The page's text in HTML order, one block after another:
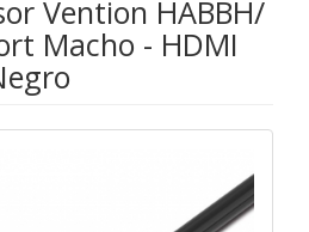
Vention HABBH/
Macho - HDMI